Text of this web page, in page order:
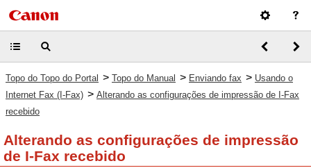
Topo do Topo do Portal > Topo do Manual > Enviando fax > Usando o
Internet Fax (I-Fax) > Alterando as configurações de impressão de I-Fax
recebido
Alterando as configurações de impressão
de I-Fax recebido